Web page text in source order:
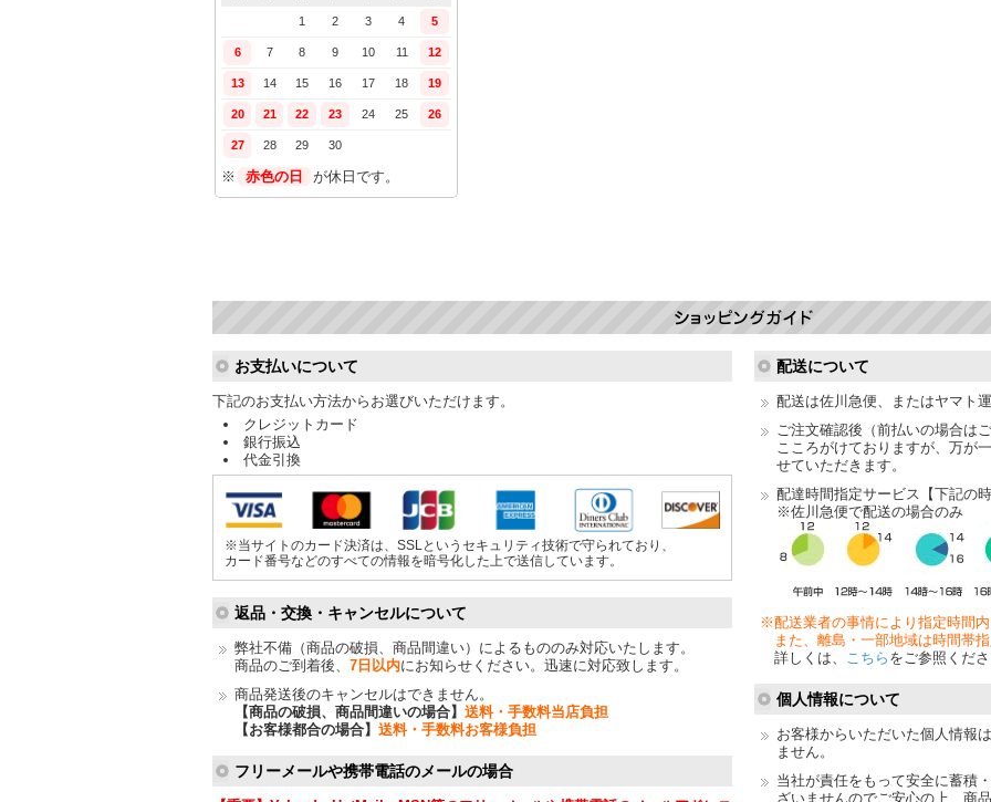
お支払いについて
下記のお支払い方法からお選びいただけます。
クレジットカード
銀行振込
代金引換
※当サイトのカード決済は、SSLというセキュリティ技術で守られており、
カード番号などのすべての情報を暗号化した上で送信しています。
返品・交換・キャンセルについて
弊社不備（商品の破損、商品間違い）によるもののみ対応いたします。
商品のご到着後、 7日以内にお知らせください。迅速に対応致します。
商品発送後のキャンセルはできません。
【商品の破損、商品間違いの場合】 送料・手数料当店負担
【お客様都合の場合】 送料・手数料お客様負担
フリーメールや携帯電話のメールの場合
配送について
配送は佐川急便、またはヤマト
ご注文確認後（前払いの場合は
こころがけておりますが、万が
せていただきます。
配達時間指定サービス【下記の
※佐川急便で配送の場合のみ
※配送業者の事情により指定時間
また、離島・一部地域は時間帯
詳しくは、 こちら をご参照くだ
個人情報について
お客様からいただいた個人情報
ません。
当社が責任をもって安全に蓄積
ざいませんのでご安心の上、商